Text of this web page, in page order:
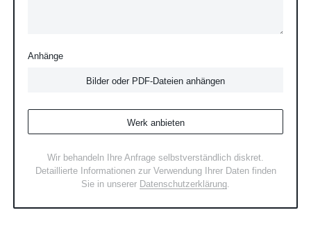
Anhänge
Bilder oder PDF-Dateien anhängen
Werk anbieten
Wir behandeln Ihre Anfrage selbstverständlich diskret.
Detaillierte Informationen zur Verwendung Ihrer Daten finden
Sie in unserer Datenschutzerklärung.